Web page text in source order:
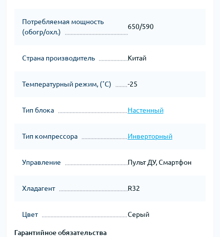
Потребляемая мощность
(обогр/охл.)
650/590
Страна производитель Китай
Температурный режим, (˚С) -25
Тип блока Настенный
Тип компрессора Инверторный
Управление Пульт ДУ, Смартфон
Хладагент R32
Цвет Серый
Гарантийное обязательства